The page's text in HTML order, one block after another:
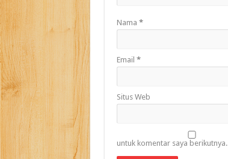
Nama *
Email *
Situs Web
untuk komentar saya berikutnya.